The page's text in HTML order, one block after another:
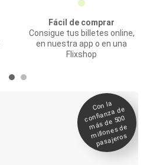
Fácil de comprar
Consigue tus billetes online,
en nuestra app o en una
Flixshop
Con la
confianza de
más de 500
millones de
pasajeros